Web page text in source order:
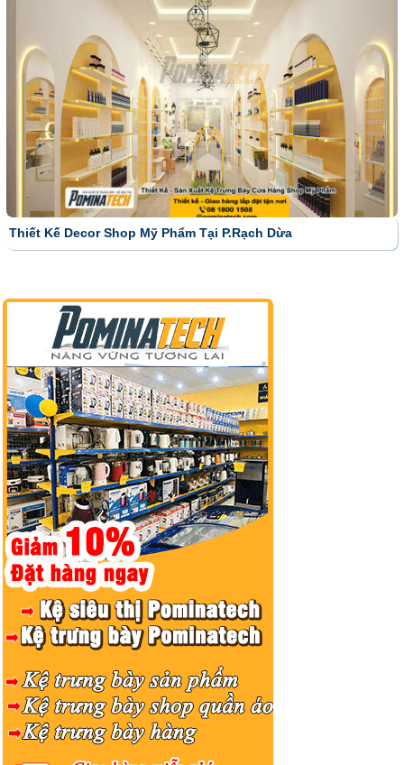
Thiết Kế Decor Shop Mỹ Phẩm Tại P.Rạch Dừa